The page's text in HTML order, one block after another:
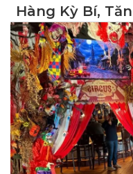
Hàng Kỳ Bí,
Gian